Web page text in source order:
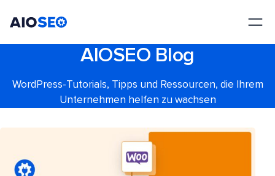
AIOSEO Blog
WordPress-Tutorials, Tipps und Ressourcen, die Ihrem
Unternehmen helfen zu wachsen